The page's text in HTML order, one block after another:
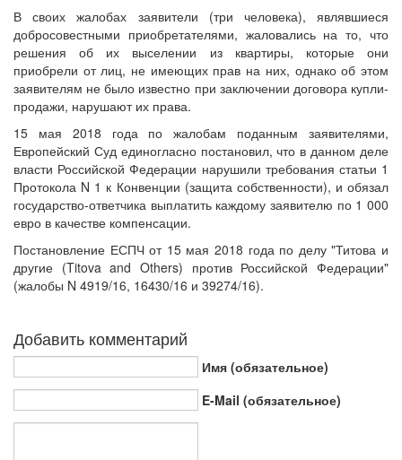
В своих жалобах заявители (три человека), являвшиеся
добросовестными приобретателями, жаловались на то, что
решения об их выселении из квартиры, которые они
приобрели от лиц, не имеющих прав на них, однако об этом
заявителям не было известно при заключении договора купли-
продажи, нарушают их права.
15 мая 2018 года по жалобам поданным заявителями,
Европейский Суд единогласно постановил, что в данном деле
власти Российской Федерации нарушили требования статьи 1
Протокола N 1 к Конвенции (защита собственности), и обязал
государство-ответчика выплатить каждому заявителю по 1 000
евро в качестве компенсации.
Постановление ЕСПЧ от 15 мая 2018 года по делу "Титова и
другие (Titova and Others) против Российской Федерации"
(жалобы N 4919/16, 16430/16 и 39274/16).
Добавить комментарий
Имя (обязательное)
E-Mail (обязательное)